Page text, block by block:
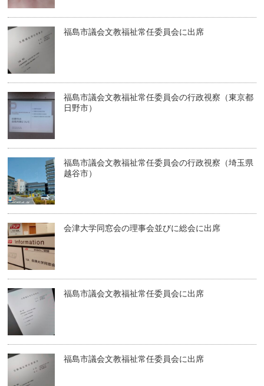
福島市議会文教福祉常任委員会に出席
福島市議会文教福祉常任委員会の行政視察（東京都
日野市）
福島市議会文教福祉常任委員会の行政視察（埼玉県
越谷市）
会津大学同窓会の理事会並びに総会に出席
福島市議会文教福祉常任委員会に出席
福島市議会文教福祉常任委員会に出席